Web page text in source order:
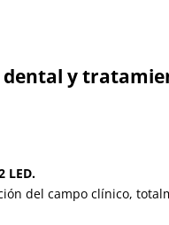
y
LED.
del campo clínico,